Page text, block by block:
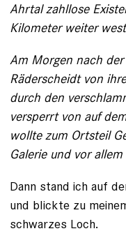
Ahrtal zahllose
Kilometer weiter
Am Morgen nach
Räderscheidt von
durch den
versperrt von auf
wollte zum Ortsteil
Galerie und vor
Dann stand ich auf
und blickte zu
schwarzes Loch.